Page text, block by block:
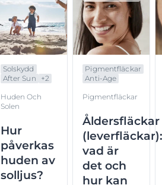
Solskydd
After Sun
+2
Huden Och
Solen
Hur
påverkas
huden av
solljus?
Pigmentfläckar
Anti-Age
Pigmentfläckar
Åldersfläckar
vad är
det och
hur kan